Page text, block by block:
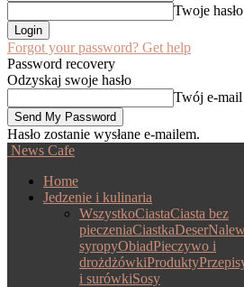
Twoje hasło
Forgot your password? Get help
Password recovery
Odzyskaj swoje hasło
Twój e-mail
Hasło zostanie wysłane e-mailem.
News Cafe
Home
Jedzenie i kulinaria
WszystkoCiastaCiasta bez
pieczeniaCiastkaDeser
syropyObiadPieczywo i
drożdżówkiProdukty
i surówkiSosy